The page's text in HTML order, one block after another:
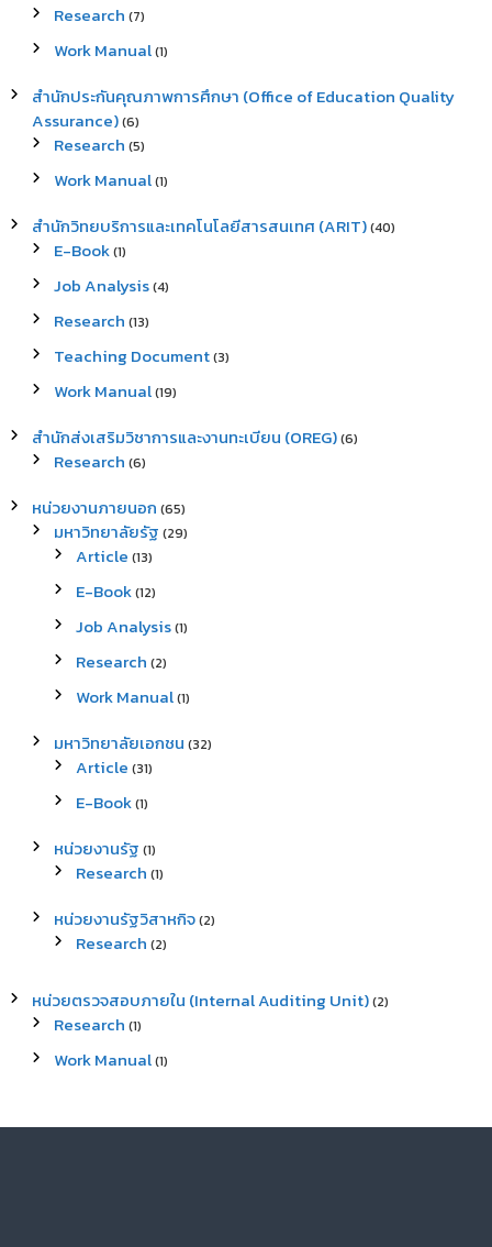
Research (7)
Work Manual(1)
สำนักประกันคุณภาพการศึกษา (Office of Education Quality
Assurance)(6)
Research (5)
Work Manual(1)
สำนักวิทยบริการและเทคโนโลยีสารสนเทศ (ARIT)(40)
E-Book(1)
Job Analysis(4)
Research (13)
Teaching Document(3)
Work Manual(19)
สำนักส่งเสริมวิชาการและงานทะเบียน (OREG)(6)
Research (6)
หน่วยงานภายนอก (65)
มหาวิทยาลัยรัฐ (29)
Article (13)
E-Book(12)
Job Analysis(1)
Research (2)
Work Manual(1)
มหาวิทยาลัยเอกชน (32)
Article (31)
E-Book(1)
หน่วยงานรัฐ (1)
Research (1)
หน่วยงานรัฐวิสาหกิจ(2)
Research (2)
หน่วยตรวจสอบภายใน (Internal Auditing Unit)(2)
Research (1)
Work Manual(1)